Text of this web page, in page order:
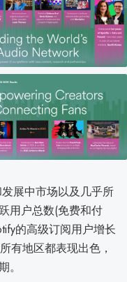
展中市场以及几乎所
用户总数(免费和付
的高级订阅用户增长
有地区都表现出色，